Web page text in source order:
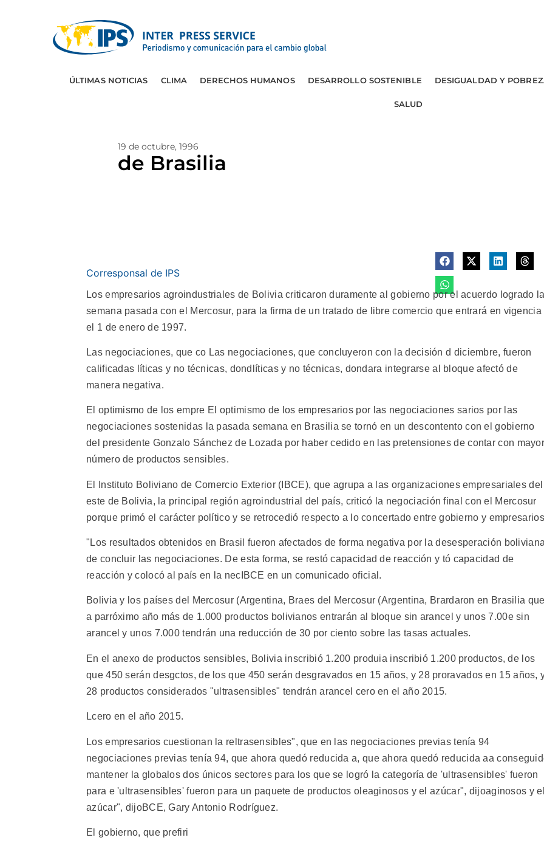
ÚLTIMAS NOTICIAS CLIMA DERECHOS HUMANOS DESARROLLO SOSTENIBLE DESIGUALDAD Y
SALUD
19 de octubre, 1996
de Brasilia
Corresponsal de IPS
Los empresarios agroindustriales de Bolivia criticaron duramente al gobierno por el acuerdo logrado
semana pasada con el Mercosur, para la firma de un tratado de libre comercio que entrará en vigencia
el 1 de enero de 1997.
Las negociaciones, que co Las negociaciones, que concluyeron con la decisión d diciembre, fueron
calificadas líticas y no técnicas, dondlíticas y no técnicas, dondara integrarse al bloque afectó de
manera negativa.
El optimismo de los empre El optimismo de los empresarios por las negociaciones sarios por las
negociaciones sostenidas la pasada semana en Brasilia se tornó en un descontento con el gobierno
del presidente Gonzalo Sánchez de Lozada por haber cedido en las pretensiones de contar con
número de productos sensibles.
El Instituto Boliviano de Comercio Exterior (IBCE), que agrupa a las organizaciones empresariales del
este de Bolivia, la principal región agroindustrial del país, criticó la negociación final con el Mercosur
porque primó el carácter político y se retrocedió respecto a lo concertado entre gobierno y
"Los resultados obtenidos en Brasil fueron afectados de forma negativa por la desesperación
de concluir las negociaciones. De esta forma, se restó capacidad de reacción y tó capacidad de
reacción y colocó al país en la necIBCE en un comunicado oficial.
Bolivia y los países del Mercosur (Argentina, Braes del Mercosur (Argentina, Brardaron en Brasilia
a parróximo año más de 1.000 productos bolivianos entrarán al bloque sin arancel y unos 7.00e sin
arancel y unos 7.000 tendrán una reducción de 30 por ciento sobre las tasas actuales.
En el anexo de productos sensibles, Bolivia inscribió 1.200 produia inscribió 1.200 productos, de los
que 450 serán desgctos, de los que 450 serán desgravados en 15 años, y 28 proravados en 15 años,
28 productos considerados "ultrasensibles" tendrán arancel cero en el año 2015.
Lcero en el año 2015.
Los empresarios cuestionan la reltrasensibles", que en las negociaciones previas tenía 94
negociaciones previas tenía 94, que ahora quedó reducida a, que ahora quedó reducida aa
mantener la globalos dos únicos sectores para los que se logró la categoría de 'ultrasensibles' fueron
para e 'ultrasensibles' fueron para un paquete de productos oleaginosos y el azúcar", dijoaginosos y
azúcar", dijoBCE, Gary Antonio Rodríguez.
El gobierno, que prefiri